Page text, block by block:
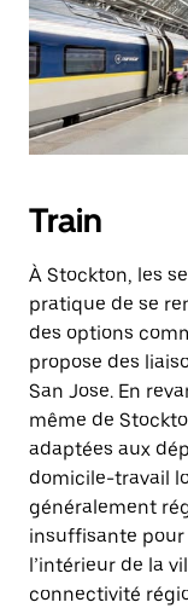
Train
À Stockton, les
pratique de se
des options
propose des
San Jose. En
même de
adaptées aux
domicile-travail
généralement
insuffisante
l’intérieur de la
connectivité